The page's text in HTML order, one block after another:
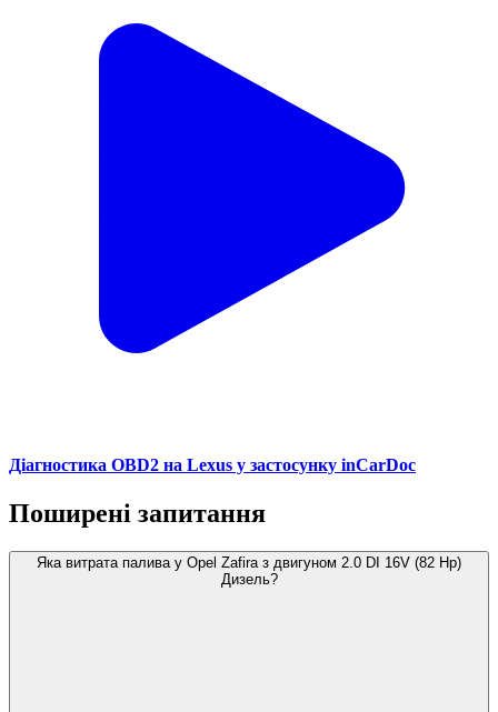
Діагностика OBD2 на Lexus у застосунку inCarDoc
Поширені запитання
Яка витрата палива у Opel Zafira з двигуном 2.0 DI 16V (82 Hp)
Дизель?